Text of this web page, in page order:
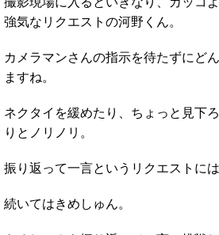
強気なリクエストの河野くん。
カメラマンさんの指示を待たずにど
ますね。
ネクタイを緩めたり、ちょっと見下
りとノリノリ。
振り返って一言というリクエストに
続いてはきめしゅん。